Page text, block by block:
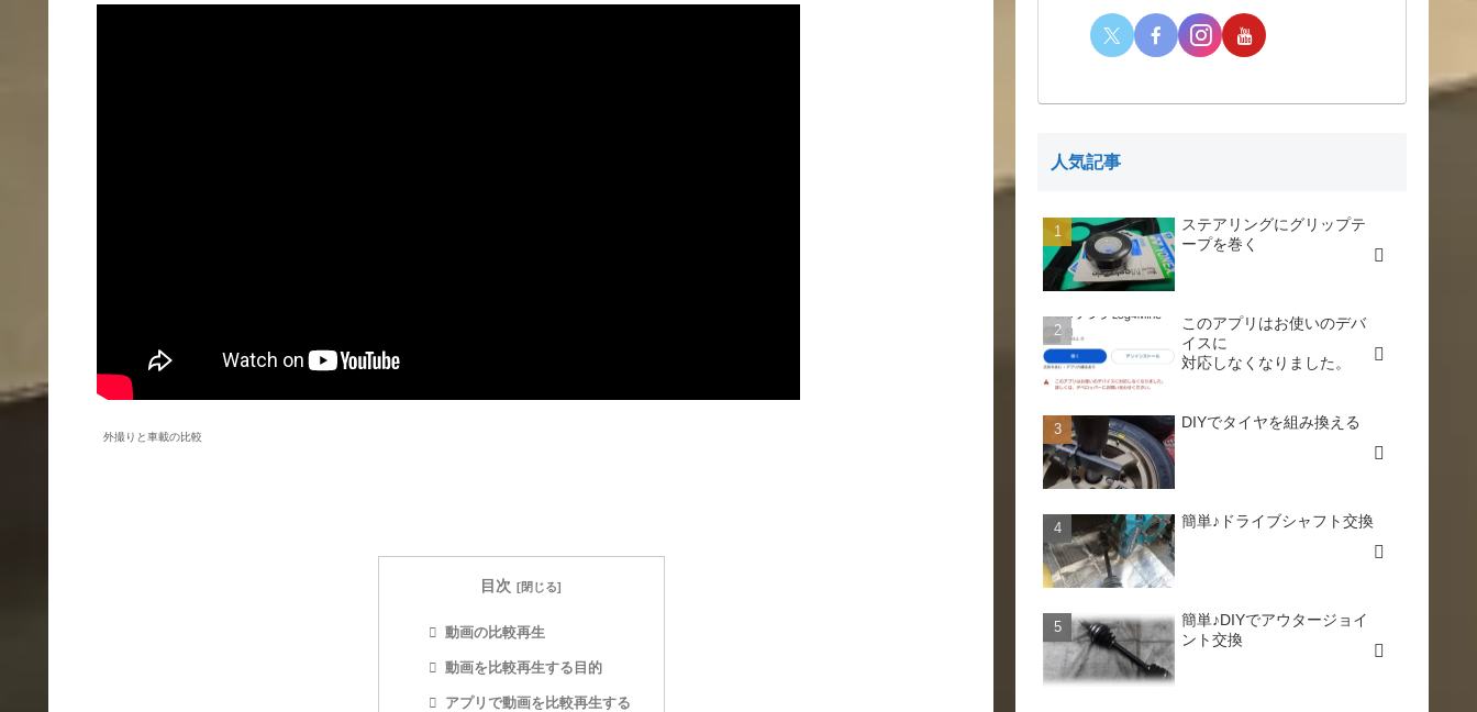
外撮りと車載の比較
目次
動画の比較再生
動画を比較再生する目的
アプリで動画を比較再生する
人気記事
ステアリングにグリップテ
ープを巻く
このアプリはお使いのデバ
イスに
対応しなくなりました。
DIYでタイヤを組み換える
簡単♪ドライブシャフト交換
簡単♪DIYでアウタージョイ
ント交換